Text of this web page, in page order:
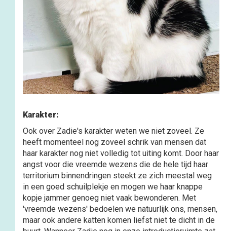
Karakter:
Ook over Zadie's karakter weten we niet zoveel. Ze
heeft momenteel nog zoveel schrik van mensen dat
haar karakter nog niet volledig tot uiting komt. Door haar
angst voor die vreemde wezens die de hele tijd haar
territorium binnendringen steekt ze zich meestal weg
in een goed schuilplekje en mogen we haar knappe
kopje jammer genoeg niet vaak bewonderen. Met
'vreemde wezens' bedoelen we natuurlijk ons, mensen,
maar ook andere katten komen liefst niet te dicht in de